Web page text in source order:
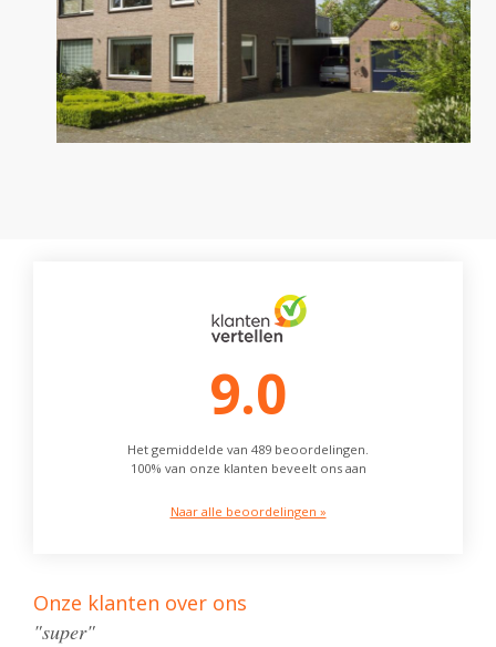
9.0
Het gemiddelde van 489 beoordelingen.
100% van onze klanten beveelt ons aan
Naar alle beoordelingen »
Onze klanten over ons
"super"